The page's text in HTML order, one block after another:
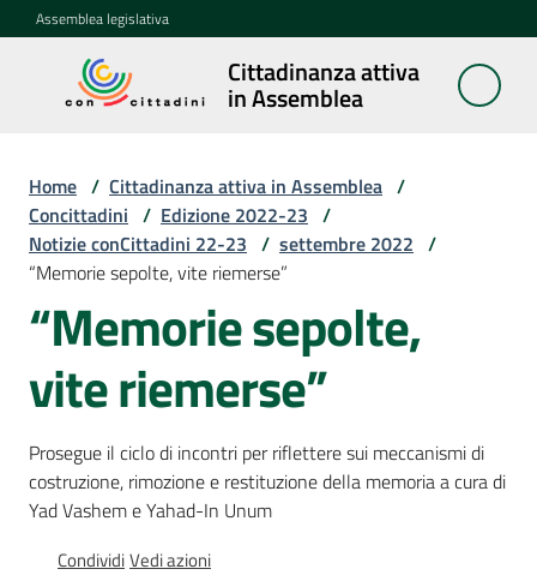
Vai al contenuto
Vai alla navigazione
Vai al footer
Assemblea legislativa
Cittadinanza attiva
in Assemblea
Cittadinanza
attiva in
Concittadini
Menu selezionato
Porte
aperte
Assemblea
Mostre
itineranti
Percorsi
Home / Cittadinanza attiva in Assemblea /
Concittadini / Edizione 2022-23 /
Notizie conCittadini 22-23 / settembre 2022 /
“Memorie sepolte, vite riemerse”
“Memorie sepolte,
vite riemerse”
Prosegue il ciclo di incontri per riflettere sui meccanismi di
costruzione, rimozione e restituzione della memoria a cura di
Yad Vashem e Yahad-In Unum
CondividiVedi azioni